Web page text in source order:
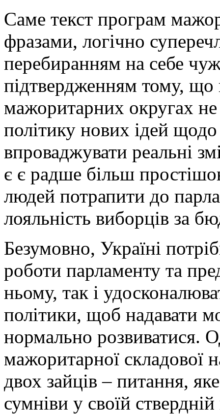
Саме текст програм
фразами, логічно
перебиранням на себе
підтвердженням тому, що
мажоритарних округах не
політику нових ідей щодо
впроваджувати реальні
є є радше більш
людей потрапити до
лояльність виборців за
Безумовно, Україні
роботи парламенту та
ньому, так і
політики, щоб надавати
нормально розвиватися.
мажоритарної складової
двох зайців – питання,
сумніви у своїй ствердній